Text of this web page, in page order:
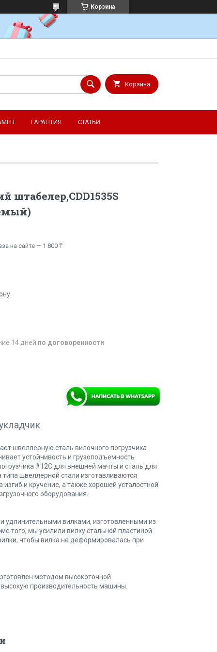
Корзина
Корзина
ГАРАНТИЯ СТАТЬИ
штабелер,CDD1535S
на сайте — 1 800 ₸
14 дней по договоренности
швеллерную сталь вилочного погрузчика
устойчивость и грузоподъемность
#12C для внешней мачты и сталь для
швеллерной стали изготавливаются
и кручение, а также хорошей усталостной
оборудования.
вилками, изготовленными из
того, мы усилили вилку стальной пластиной
чтобы вилка не деформировалась при
методом высокоточной
производительность машины.